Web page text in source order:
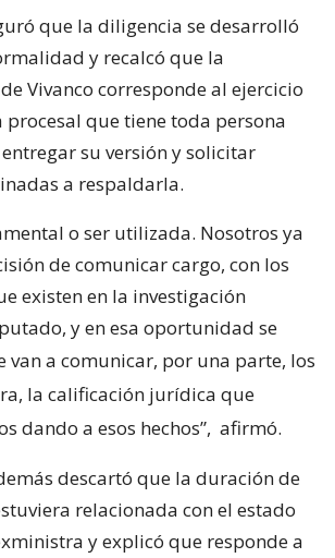
que la diligencia se desarrolló
y recalcó que la
Vivanco corresponde al ejercicio
que tiene toda persona
su versión y solicitar
a respaldarla.
o ser utilizada. Nosotros ya
de comunicar cargo, con los
existen en la investigación
y en esa oportunidad se
van a comunicar, por una parte, los
la calificación jurídica que
dando a esos hechos”, afirmó.
descartó que la duración de
relacionada con el estado
y explicó que responde a